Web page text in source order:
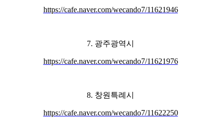
https://cafe.naver.com/wecando7/11621946
7. 광주광역시
https://cafe.naver.com/wecando7/11621976
8. 창원특례시
https://cafe.naver.com/wecando7/11622250